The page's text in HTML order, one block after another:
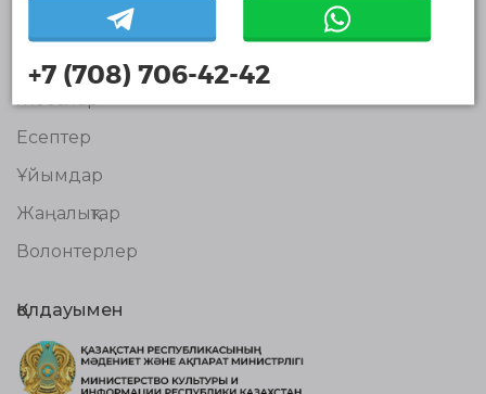
Байланыс
Біз туралы
Есептер
Ұйымдар
Жаңалықтар
Волонтерлер
Қолдауымен
+7 (708) 706-42-42